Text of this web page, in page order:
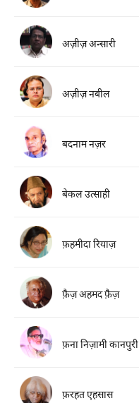
अज़ीज़ अन्सारी
अज़ीज़ नबील
बदनाम नज़र
बेकल उत्साही
फ़हमीदा रियाज़
फ़ैज़ अहमद फ़ैज़
फ़ना निज़ामी कानपुरी
फ़रहत एहसास